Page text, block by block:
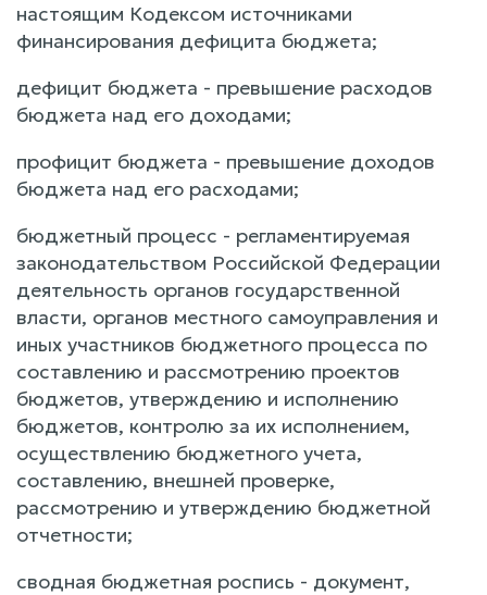
настоящим Кодексом источниками
финансирования дефицита бюджета;
дефицит бюджета - превышение расходов
бюджета над его доходами;
профицит бюджета - превышение доходов
бюджета над его расходами;
бюджетный процесс - регламентируемая
законодательством Российской Федерации
деятельность органов государственной
власти, органов местного самоуправления и
иных участников бюджетного процесса по
составлению и рассмотрению проектов
бюджетов, утверждению и исполнению
бюджетов, контролю за их исполнением,
осуществлению бюджетного учета,
составлению, внешней проверке,
рассмотрению и утверждению бюджетной
отчетности;
сводная бюджетная роспись - документ,